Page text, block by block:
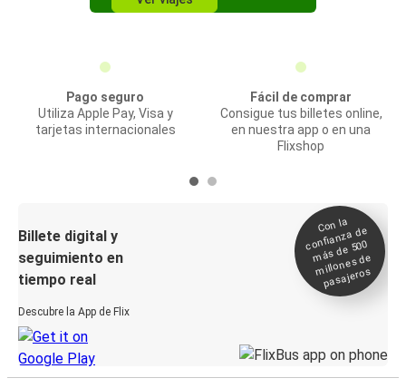
Pago seguro
Utiliza Apple Pay, Visa y
tarjetas internacionales
Fácil de comprar
Consigue tus billetes online,
en nuestra app o en una
Flixshop
Billete digital y
seguimiento en
tiempo real
Descubre la App de Flix
Con la
confianza de
más de 500
millones de
pasajeros